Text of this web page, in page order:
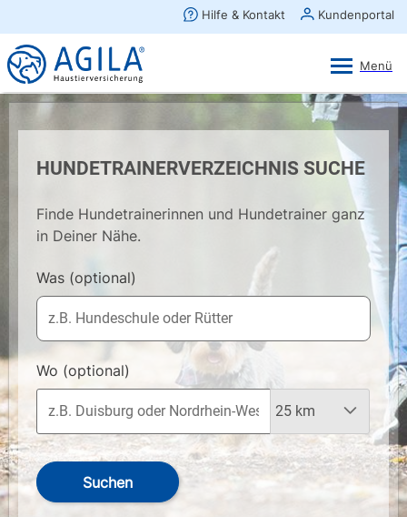
HUNDETRAINERVERZEICHNIS SUCHE
Finde Hundetrainerinnen und Hundetrainer ganz
in Deiner Nähe.
Was (optional)
Wo (optional)
Suchen
×
AGILA Kunden-App
Gratis - Im Play Store laden
Ansehen